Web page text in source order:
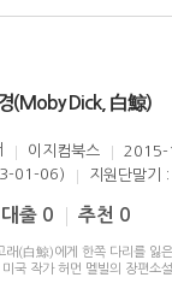
(Moby Dick, 白鯨)
이지컴북스
2015-
01-06)
지원단말기
출 0 추천 0
래(白鯨)에게 한쪽 다리를 잃
국 작가 허먼 멜빌의 장편소